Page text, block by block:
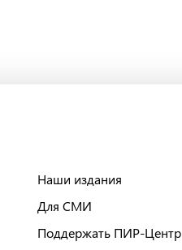
Наши издания
Для СМИ
Поддержать ПИР-Центр